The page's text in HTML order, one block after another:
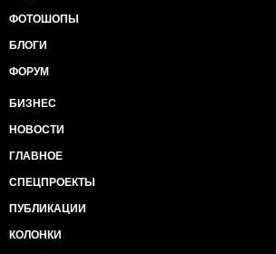
ФОТОШОПЫ
БЛОГИ
ФОРУМ
БИЗНЕС
НОВОСТИ
ГЛАВНОЕ
СПЕЦПРОЕКТЫ
ПУБЛИКАЦИИ
КОЛОНКИ